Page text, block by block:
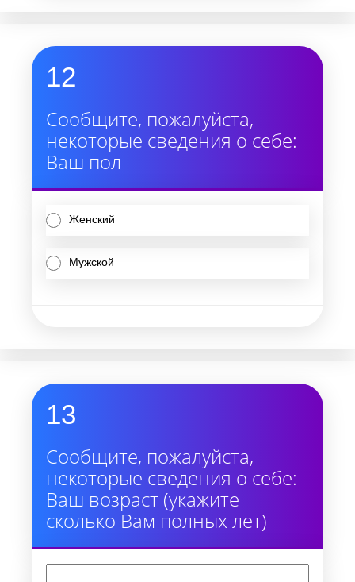
12
Сообщите, пожалуйста,
некоторые сведения о себе:
Ваш пол
Женский
Мужской
13
Сообщите, пожалуйста,
некоторые сведения о себе:
Ваш возраст (укажите
сколько Вам полных лет)